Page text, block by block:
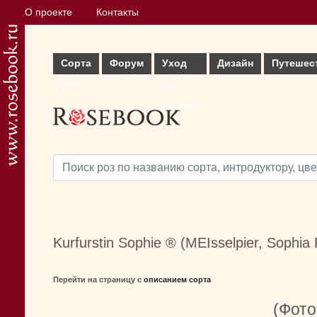
О проекте Контакты
Сорта
Форум
Уход
Дизайн
Kurfurstin Sophie ® (MEIsselpier, Sophia
Перейти на страницу с описанием сорта